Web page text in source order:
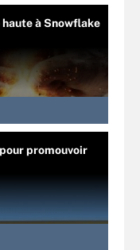
à Snowflake
promouvoir